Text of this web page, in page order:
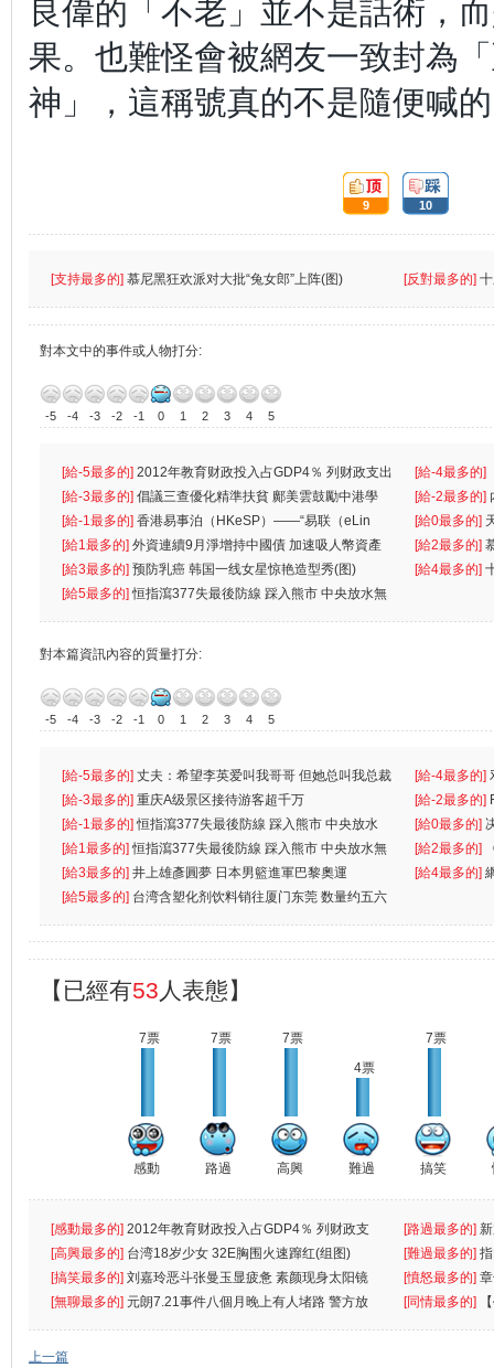
果。也難怪會被網友一致封為
神」，這稱號真的不是隨便喊
頂:
9
踩:
10
[支持最多的] 慕尼黑狂欢派对大批“兔女郎”上阵(图) [反對最多的]
對本文中的事件或人物打分:
-5 -4 -3 -2 -1 0 1 2 3 4 5
[給-5最多的] 2012年教育财政投入占GDP4％ 列财政支出
首位
[給-4最多的]
一
[給-3最多的] 倡議三查優化精準扶貧 鄺美雲鼓勵中港學
生
[給-2最多的]
人
[給-1最多的] 香港易事泊（HKeSP）——“易联（eLin
k）”项目
[給0最多的]
[給1最多的] 外資連續9月淨增持中國債 加速吸人幣資產 [給2最多的]
[給3最多的] 预防乳癌 韩国一线女星惊艳造型秀(图) [給4最多的]
[給5最多的]恒指瀉377失最後防線 踩入熊市 中央放水無
對本篇資訊內容的質量打分:
-5 -4 -3 -2 -1 0 1 2 3 4 5
[給-5最多的] 丈夫：希望李英爱叫我哥哥 但她总叫我总裁
先
[給-4最多的]
离
[給-3最多的] 重庆A级景区接待游客超千万 [給-2最多的]
[給-1最多的]恒指瀉377失最後防線 踩入熊市 中央放水
無
[給0最多的]
[給1最多的]恒指瀉377失最後防線 踩入熊市 中央放水無 [給2最多的]
[給3最多的] 井上雄彥圓夢 日本男籃進軍巴黎奧運 [給4最多的]
[給5最多的] 台湾含塑化剂饮料销往厦门东莞 数量约五六
【已經有53 人表態】
7票
感動
7票
路過
7票
高興
4票
難過
7票
搞笑
[感動最多的] 2012年教育财政投入占GDP4％ 列财政支
出首位
[路過最多的]
[高興最多的] 台湾18岁少女 32E胸围火速蹿红(组图) [難過最多的]
罪
[搞笑最多的] 刘嘉玲恶斗张曼玉显疲惫 素颜现身太阳镜
遮
[憤怒最多的]
[無聊最多的] 元朗7.21事件八個月晚上有人堵路 警方放
催
[同情最多的]
敗
上一篇